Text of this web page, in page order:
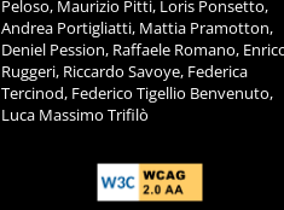
Peloso, Maurizio Pitti, Loris Ponsetto,
Andrea Portigliatti, Mattia Pramotton,
Deniel Pession, Raffaele Romano,
Ruggeri, Riccardo Savoye, Federica
Tercinod, Federico Tigellio Benvenuto,
Luca Massimo Trifilò